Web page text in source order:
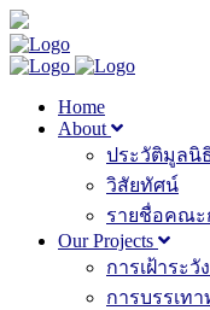
Home
About
ประวัติมูลนิ
วิสัยทัศน์
รายชื่อคณะ
Our Projects
การเฝ้าระ
การบรรเท